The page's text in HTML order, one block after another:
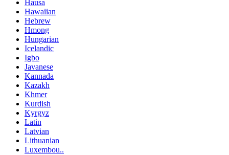
Hausa
Hawaiian
Hebrew
Hmong
Hungarian
Icelandic
Igbo
Javanese
Kannada
Kazakh
Khmer
Kurdish
Kyrgyz
Latin
Latvian
Lithuanian
Luxembou..